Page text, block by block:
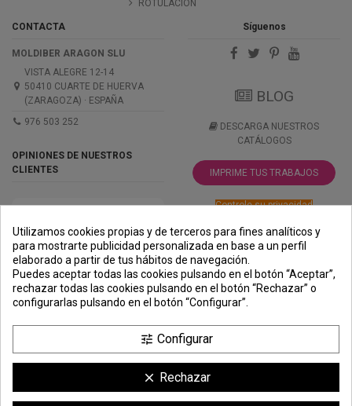
ROTULACIÓN
CONTACTA
MOLDIBER ARAGON SLU
VISTA ALEGRE 12-14
50410 CUARTE DE HUERVA
(ZARAGOZA) · ESPAÑA
976 503 252
OPINIONES DE NUESTROS
CLIENTES
Síguenos
BLOG
DESCARGA NUESTROS
CATÁLOGOS
IMPRIME TUS TRABAJOS
Controle su privacidad
PREMIOS
METODOS
DE PAGO
ENVÍO
COMERCIO
SEGURO
Utilizamos cookies propias y de terceros para fines analíticos y
para mostrarte publicidad personalizada en base a un perfil
elaborado a partir de tus hábitos de navegación.
Puedes aceptar todas las cookies pulsando en el botón “Aceptar”,
rechazar todas las cookies pulsando en el botón “Rechazar” o
configurarlas pulsando en el botón “Configurar”.
tune Configurar
clear Rechazar